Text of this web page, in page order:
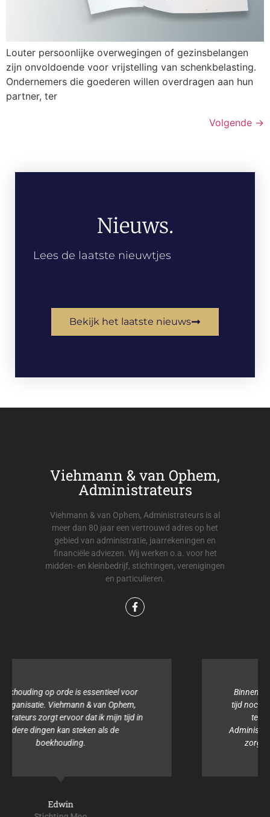
Louter persoonlijke overwegingen of gezinsbelangen
zijn onvoldoende voor vrijstelling van schenkbelasting.
Ondernemers die goederen willen overdragen aan hun
partner, ter
Volgende →
Nieuws.
Lees de laatste nieuwtjes
Bekijk het laatste nieuws
Viehmann & van Ophem,
Administrateurs
Viehmann & van Ophem, Administrateurs is al
meer dan 80 jaar een vertrouwd adres op het
gebied van administratie, jaarrekeningen en
financiële adviezen. Wij werken o.a. voor het
midden- en kleinbedrijf, stichtingen, verenigingen
en particulieren.
Binnen onze organisatie hebben wij noch de
tijd noch de kennis voor de boekhouding. Het
team van Viehmann & van Ophem,
Administrateurs is altijd behulpzaam en samen
zorgen zij ervoor dat alles geregeld is.